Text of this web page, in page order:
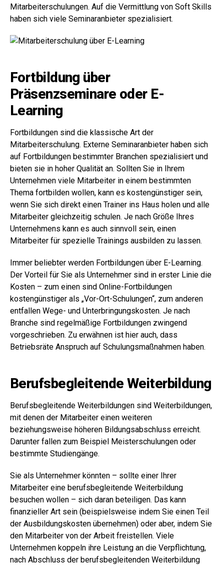
Mitarbeiterschulungen. Auf die Vermittlung von Soft Skills
haben sich viele Seminaranbieter spezialisiert.
Fortbildung über
Präsenzseminare oder E-
Learning
Fortbildungen sind die klassische Art der
Mitarbeiterschulung. Externe Seminaranbieter haben sich
auf Fortbildungen bestimmter Branchen spezialisiert und
bieten sie in hoher Qualität an. Sollten Sie in Ihrem
Unternehmen viele Mitarbeiter in einem bestimmten
Thema fortbilden wollen, kann es kostengünstiger sein,
wenn Sie sich direkt einen Trainer ins Haus holen und alle
Mitarbeiter gleichzeitig schulen. Je nach Größe Ihres
Unternehmens kann es auch sinnvoll sein, einen
Mitarbeiter für spezielle Trainings ausbilden zu lassen.
Immer beliebter werden Fortbildungen über E-Learning.
Der Vorteil für Sie als Unternehmer sind in erster Linie die
Kosten – zum einen sind Online-Fortbildungen
kostengünstiger als „Vor-Ort-Schulungen“, zum anderen
entfallen Wege- und Unterbringungskosten. Je nach
Branche sind regelmäßige Fortbildungen zwingend
vorgeschrieben. Zu erwähnen ist hier auch, dass
Betriebsräte Anspruch auf Schulungsmaßnahmen haben.
Berufsbegleitende Weiterbildung
Berufsbegleitende Weiterbildungen sind Weiterbildungen,
mit denen der Mitarbeiter einen weiteren
beziehungsweise höheren Bildungsabschluss erreicht.
Darunter fallen zum Beispiel Meisterschulungen oder
bestimmte Studiengänge.
Sie als Unternehmer könnten – sollte einer Ihrer
Mitarbeiter eine berufsbegleitende Weiterbildung
besuchen wollen – sich daran beteiligen. Das kann
finanzieller Art sein (beispielsweise indem Sie einen Teil
der Ausbildungskosten übernehmen) oder aber, indem Sie
den Mitarbeiter von der Arbeit freistellen. Viele
Unternehmen koppeln ihre Leistung an die Verpflichtung,
nach Abschluss der berufsbegleitenden Weiterbildung